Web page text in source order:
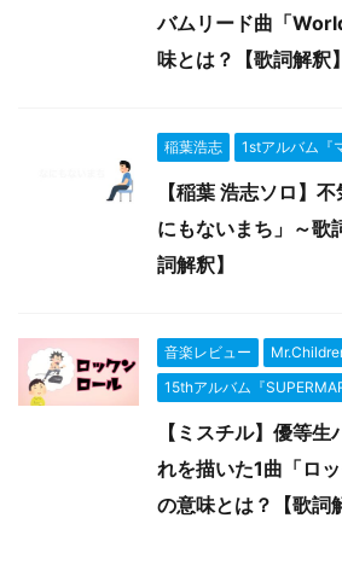
バムリード曲「
味とは？【歌詞解釈】
稲葉浩志 1stアルバム『
【稲葉 浩志ソロ】
にもないまち」～歌
詞解釈】
音楽レビュー
15thアルバム『
【ミスチル】優等
れを描いた1曲「ロ
の意味とは？【歌詞